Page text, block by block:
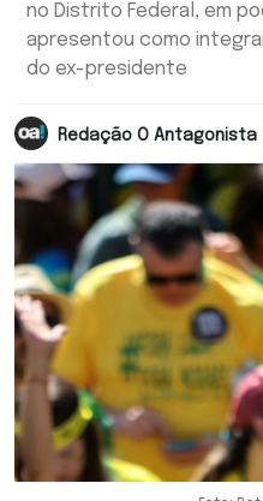
no Distrito Federal, em
apresentou como
do ex-presidente
Redação O Antagonista